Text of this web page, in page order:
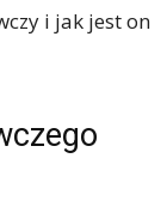
i jak jest on